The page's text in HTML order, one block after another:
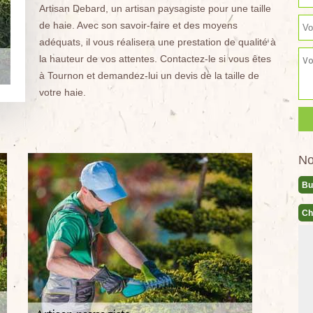
Artisan Debard, un artisan paysagiste pour une taille
de haie. Avec son savoir-faire et des moyens
adéquats, il vous réalisera une prestation de qualité à
la hauteur de vos attentes. Contactez-le si vous êtes
à Tournon et demandez-lui un devis de la taille de
votre haie.